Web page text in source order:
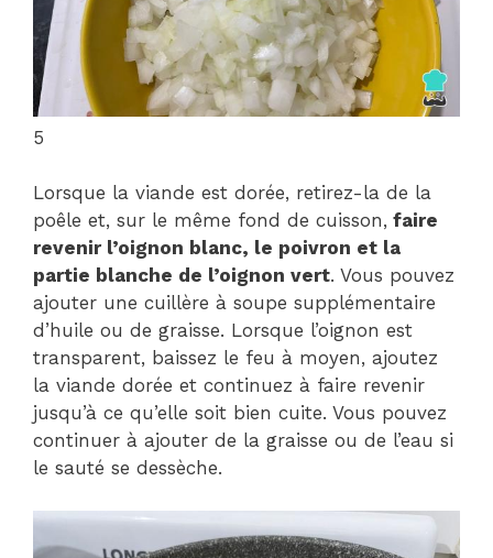
5
Lorsque la viande est dorée, retirez-la de la
poêle et, sur le même fond de cuisson, faire
revenir l’oignon blanc, le poivron et la
partie blanche de l’oignon vert. Vous pouvez
ajouter une cuillère à soupe supplémentaire
d’huile ou de graisse. Lorsque l’oignon est
transparent, baissez le feu à moyen, ajoutez
la viande dorée et continuez à faire revenir
jusqu’à ce qu’elle soit bien cuite. Vous pouvez
continuer à ajouter de la graisse ou de l’eau si
le sauté se dessèche.